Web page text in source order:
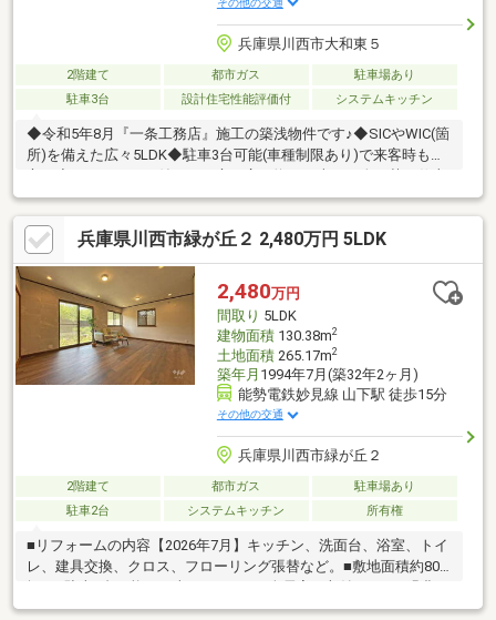
その他の交通
兵庫県川西市大和東５
2階建て 都市ガス
駐車場あり
駐車3台
設計住宅性能評価付 システムキッチン
◆令和5年8月『一条工務店』施工の築浅物件です♪◆SICやWIC(箇
所)を備えた広々5LDK◆駐車3台可能(車種制限あり)で来客時も安
げられお庭はドッグランやお子様のお水遊びスペース、 休日に
ご友人を招いてのBBQやホームパーティーなどにもぴったり♪ ま
たガーデニングスペースもございます。◆住宅機能が充実♪・長
期優良住宅（耐震等級3・断熱等級6）・全館床暖房・1620サイズ
の広々浴室・断熱・防音性に優れたトリプルガラス樹脂サッシ・
家事のしやすい回遊導線・屋外収納には季節タイヤやキャンプ用
品など収納可能
兵庫県川西市緑が丘２ 2,480万円 5LDK
2,480万円
間取り 5LDK
建物面積130.38m2
土地面積265.17m2
築年月 1994年7月(築32年2ヶ月)
能勢電鉄妙見線 山下駅 徒歩15分
その他の交通
兵庫県川西市緑が丘２
2階建て 都市ガス
駐車場あり
駐車2台
システムキッチン 所有権
■リフォームの内容【2026年7月】キッチン、洗面台、浴室、トイ
レ、建具交換、クロス、フローリング張替など。■敷地面積約80
で閑静な住宅地！■弊社の特徴について・駐車場完備。お車での